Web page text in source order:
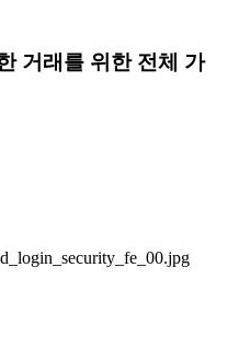
거래를 위한 전체 가